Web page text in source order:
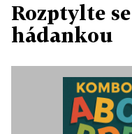
Rozptylte
hádankou